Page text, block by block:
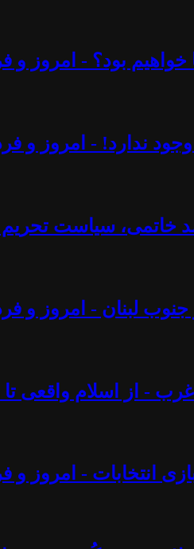
بود؟ - امروز و
ندارد! - امروز و
خاتمی، سیاست
و جنوب لبنان - امروز و
- از اسلام واقعی تا
انتخابات - امروز و